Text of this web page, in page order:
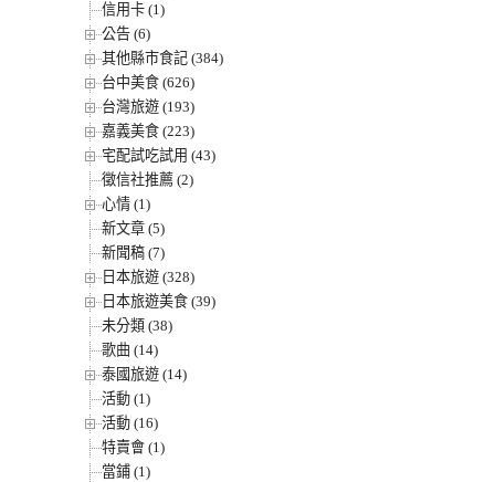
信用卡 (1)
公告 (6)
其他縣市食記 (384)
台中美食 (626)
台灣旅遊 (193)
嘉義美食 (223)
宅配試吃試用 (43)
徵信社推薦 (2)
心情 (1)
新文章 (5)
新聞稿 (7)
日本旅遊 (328)
日本旅遊美食 (39)
未分類 (38)
歌曲 (14)
泰國旅遊 (14)
活動 (1)
活動 (16)
特賣會 (1)
當鋪 (1)